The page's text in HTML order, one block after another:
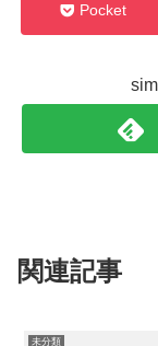
Pocket
関連記事
未分類